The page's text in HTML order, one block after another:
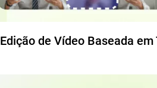
Edição de Vídeo Baseada